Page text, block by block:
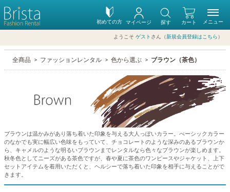
初めての方 カート
マイページ 探す
ようこそ ゲスト さん（新規会員登録はこちら ）
メニュー
全商品 ファッションレンタル 色から選ぶ ブラウン（茶色）
ブラウンは温かみがあり落ち着いた印象を与える大人っぽいカラー。べーシックカラー
のなかでも実に幅広い色味をもっていて、チョコレートのような深みのあるブラウンか
ら、キャメルのような明るいブラウンまでレンタルなら色々なブラウンが楽しめます。
秋冬色としてニーズがある茶色ですが、春や夏に茶色のワンピースやジャケット、上下
セットアイテムを着用いただくと、ヘルシーで落ち着いた印象を相手に与えることがで
きます。